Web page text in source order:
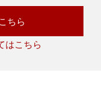
ちら
はこちら